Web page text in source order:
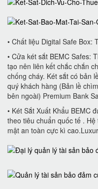
• Chất liệu Digital Safe Box:
• Cửa két sắt BEMC Safes:
tạo nên liên kết chắc chắn
chống cháy. Két sắt có bản
quý khách hàng (Bản lề
bên ngoài) Premium Bank
• Két Sắt Xuất Khẩu BEMC
theo tiêu chuẩn quốc tế .
mật an toàn cực kì